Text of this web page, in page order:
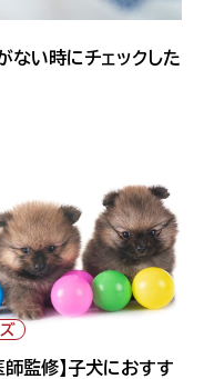
ない時にチェックした
【獣医師監修】子犬にお
のおもちゃとは？選び方
点も解説">
師監修】子犬におすす